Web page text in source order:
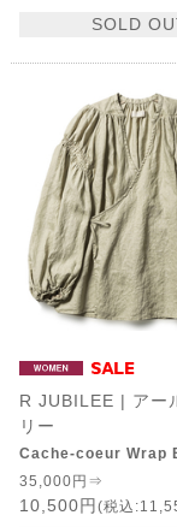
SOLD
R JUBILEE | アー
リー
Cache-coeur Wrap
35,000円⇒
10,500円(税込